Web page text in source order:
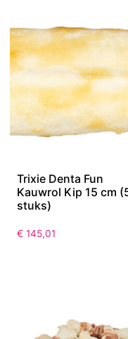
Trixie Denta Fun
Kauwrol Kip 15 cm
stuks)
€ 145,01